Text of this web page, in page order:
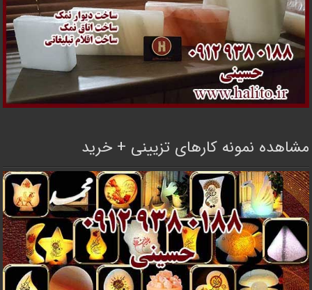
مشاهده نمونه کارهای تزیینی + خرید